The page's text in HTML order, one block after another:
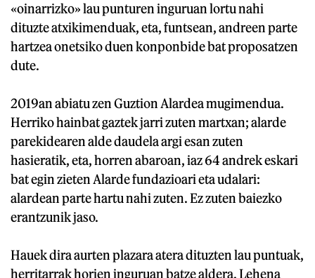
«oinarrizko» lau punturen inguruan lortu nahi
dituzte atxikimenduak, eta, funtsean, andreen parte
hartzea onetsiko duen konponbide bat proposatzen
dute.
2019an abiatu zen Guztion Alardea mugimendua.
Herriko hainbat gaztek jarri zuten martxan; alarde
parekidearen alde daudela argi esan zuten
hasieratik, eta, horren abaroan, iaz 64 andrek eskari
bat egin zieten Alarde fundazioari eta udalari:
alardean parte hartu nahi zuten. Ez zuten baiezko
erantzunik jaso.
Hauek dira aurten plazara atera dituzten lau puntuak,
herritarrak horien inguruan batze aldera. Lehena